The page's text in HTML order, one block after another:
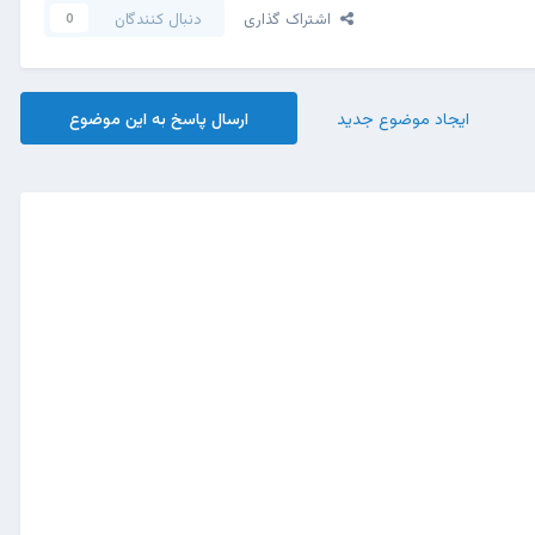
اشتراک گذاری دنبال کنندگان 0
ارسال پاسخ به این موضوع ایجاد موضوع جدید